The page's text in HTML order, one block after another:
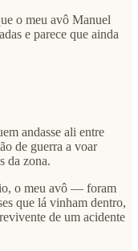
o meu avô Manuel
e parece que ainda
andasse ali entre
de guerra a voar
da zona.
o meu avô — foram
que lá vinham dentro,
de um acidente